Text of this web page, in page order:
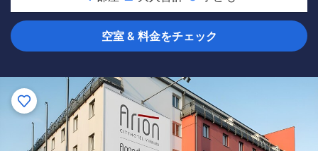
空室 & 料金をチェック